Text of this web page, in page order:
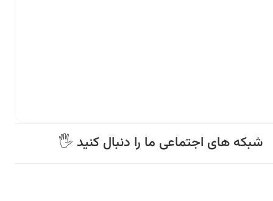
🖐 شبکه های اجتماعی ما را دنبال کنید